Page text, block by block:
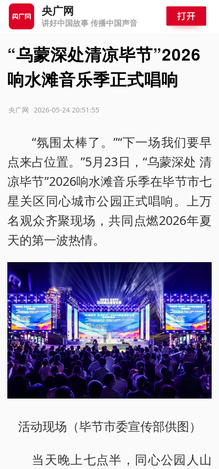
央广网
讲好中国故事 传播中国声音
“乌蒙深处清凉毕节”2026
响水滩音乐季正式唱响
2026-05-24 20:51:55
央广网
“氛围太棒了。”“下一场我们要早
点来占位置。”5月23日，“乌蒙深处 清
凉毕节”2026响水滩音乐季在毕节市七
星关区同心城市公园正式唱响。上万
名观众齐聚现场，共同点燃2026年夏
天的第一波热情。
活动现场（毕节市委宣传部供图）
当天晚上七点半，同心公园人山